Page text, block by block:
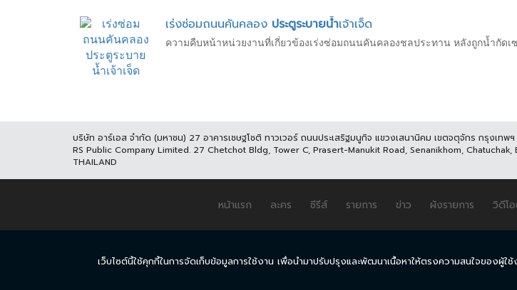
เร่งซ่อมถนนคันคลอง ประตูระบายน้ำเจ้าเจ็ด
ความคืบหน้าหน่วยงานที่เกี่ยวข้องเร่งซ่อมถนนคันคลองชลประทาน หลังถูกน้ำกัด
บริษัท อาร์เอส จำกัด (มหาชน) 27 อาคารเชษฐโชติ ทาวเวอร์ ถนนประเสริฐมนูกิจ แขวงเสนานิคม เขตจตุจักร กรุงเทพ
RS Public Company Limited. 27 Chetchot Bldg, Tower C, Prasert-Manukit Road, Senanikhom,
THAILAND
หน้าแรก ละคร ซีรีส์ รายการ ข่าว ผังรายการ วิดีโ
© COPYRIGHT 2017 THAICH8.COM, ALL RIGHT RESERVED. ข้อกำหนดและเงื่อนไข นโยบายความเป็น
เว็บไซต์นี้ใช้คุกกี้ในการจัดเก็บข้อมูลการใช้งาน เพื่อนำมาปรับปรุงและพัฒนาเนื้อหาให้ตรงความสนใจของผู้ใ